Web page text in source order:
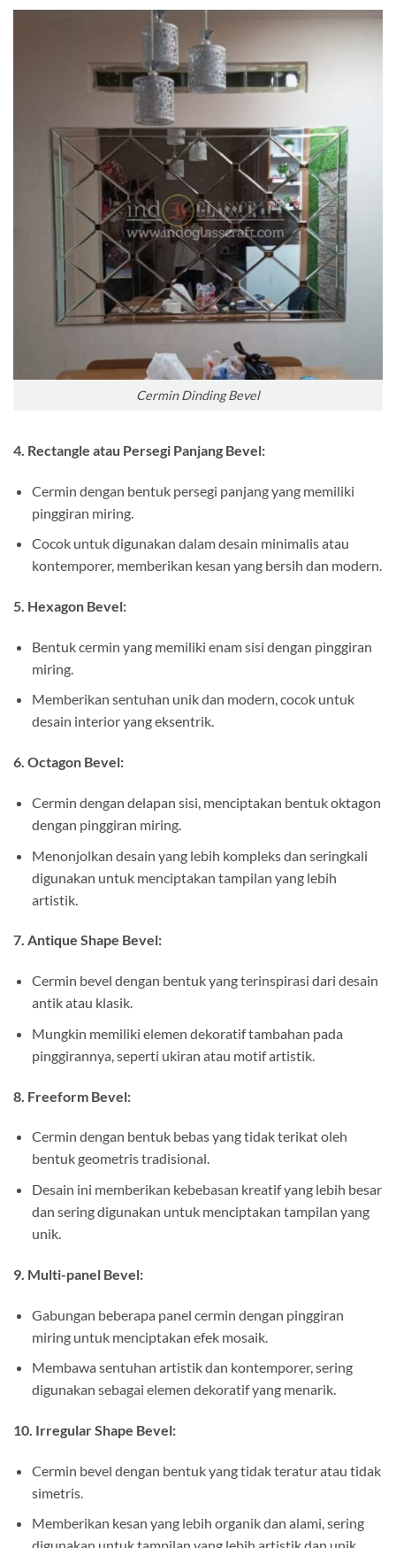
Cermin Dinding Bevel
4. Rectangle atau Persegi Panjang Bevel:
Cermin dengan bentuk persegi panjang yang memiliki
pinggiran miring.
Cocok untuk digunakan dalam desain minimalis atau
kontemporer, memberikan kesan yang bersih dan modern.
5. Hexagon Bevel:
Bentuk cermin yang memiliki enam sisi dengan pinggiran
miring.
Memberikan sentuhan unik dan modern, cocok untuk
desain interior yang eksentrik.
6. Octagon Bevel:
Cermin dengan delapan sisi, menciptakan bentuk oktagon
dengan pinggiran miring.
Menonjolkan desain yang lebih kompleks dan seringkali
digunakan untuk menciptakan tampilan yang lebih
artistik.
7. Antique Shape Bevel:
Cermin bevel dengan bentuk yang terinspirasi dari desain
antik atau klasik.
Mungkin memiliki elemen dekoratif tambahan pada
pinggirannya, seperti ukiran atau motif artistik.
8. Freeform Bevel:
Cermin dengan bentuk bebas yang tidak terikat oleh
bentuk geometris tradisional.
Desain ini memberikan kebebasan kreatif yang lebih besar
dan sering digunakan untuk menciptakan tampilan yang
unik.
9. Multi-panel Bevel:
Gabungan beberapa panel cermin dengan pinggiran
miring untuk menciptakan efek mosaik.
Membawa sentuhan artistik dan kontemporer, sering
digunakan sebagai elemen dekoratif yang menarik.
10. Irregular Shape Bevel:
Cermin bevel dengan bentuk yang tidak teratur atau tidak
simetris.
Memberikan kesan yang lebih organik dan alami, sering